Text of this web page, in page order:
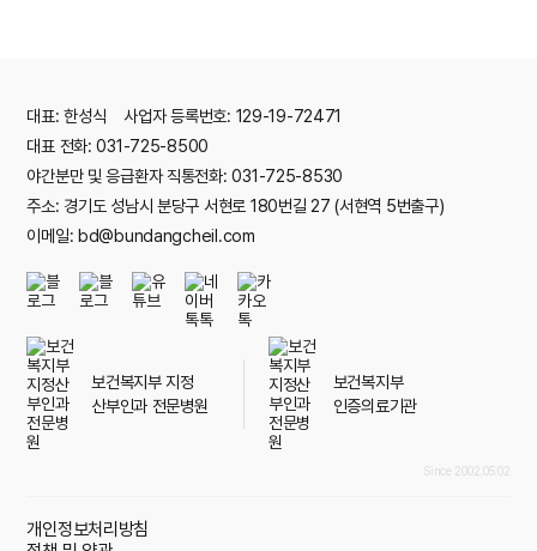
대표: 한성식 사업자 등록번호: 129-19-72471
대표 전화: 031-725-8500
야간분만 및 응급환자 직통전화: 031-725-8530
주소: 경기도 성남시 분당구 서현로 180번길 27 (서현역 5번출구)
이메일: bd@bundangcheil.com
보건복지부 지정
산부인과 전문병원
보건복지부
인증의료기관
Since 2002.05.02
개인정보처리방침